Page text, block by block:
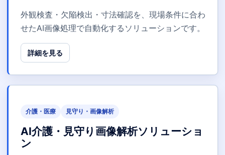
外観検査・欠陥検出・寸法確認を、現場条件に合わ
せたAI画像処理で自動化するソリューションです。
詳細を見る
介護・医療 見守り・画像解析
AI介護・見守り画像解析ソリューショ
ン